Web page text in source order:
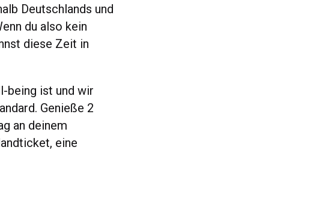
Deutschlands und
du also kein
diese Zeit in
being ist und wir
Genieße 2
an deinem
eine